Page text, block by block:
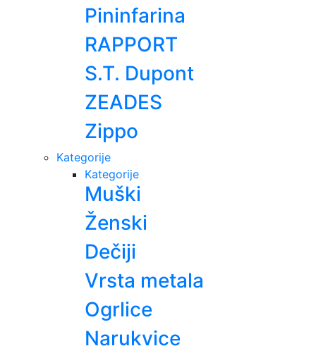
Pininfarina
RAPPORT
S.T. Dupont
ZEADES
Zippo
Kategorije
Kategorije
Muški
Ženski
Dečiji
Vrsta metala
Ogrlice
Narukvice